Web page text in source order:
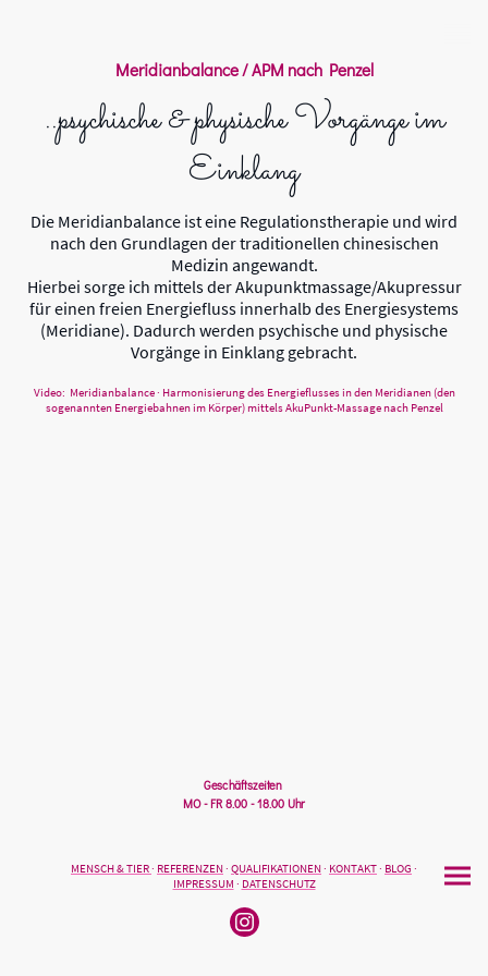
Meridianbalance / APM nach Penzel
..psychische & physische Vorgänge im
Einklang
Die Meridianbalance ist eine Regulationstherapie und wird
nach den Grundlagen der traditionellen chinesischen
Medizin angewandt.
Hierbei sorge ich mittels der Akupunktmassage/Akupressur
für einen freien Energiefluss innerhalb des Energiesystems
(Meridiane). Dadurch werden psychische und physische
Vorgänge in Einklang gebracht.
Video: Meridianbalance · Harmonisierung des Energieflusses in den Meridianen (den
sogenannten Energiebahnen im Körper) mittels AkuPunkt-Massage nach Penzel
Geschäftszeiten
MO - FR 8.00 - 18.00 Uhr
MENSCH & TIER· REFERENZEN· QUALIFIKATIONEN· KONTAKT· BLOG ·
IMPRESSUM · DATENSCHUTZ